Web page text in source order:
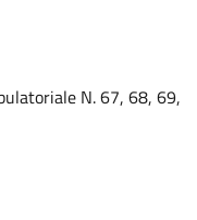
N. 67, 68, 69,